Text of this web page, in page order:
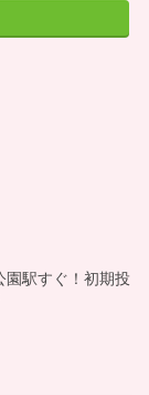
園駅すぐ！初期投